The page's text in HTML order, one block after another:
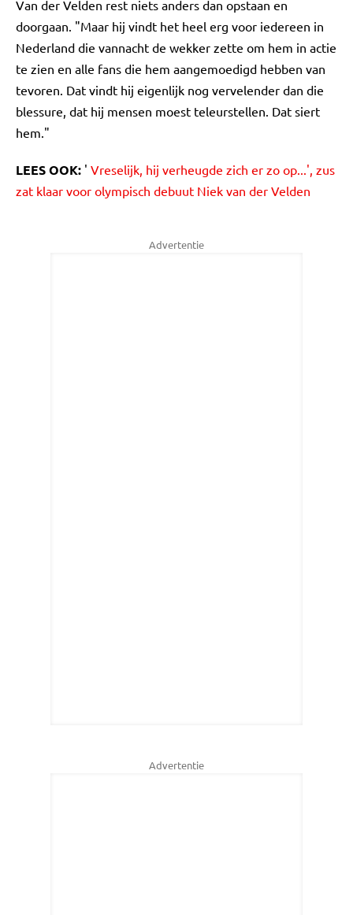
Van der Velden rest niets anders dan opstaan en
doorgaan. "Maar hij vindt het heel erg voor iedereen in
Nederland die vannacht de wekker zette om hem in actie
te zien en alle fans die hem aangemoedigd hebben van
tevoren. Dat vindt hij eigenlijk nog vervelender dan die
blessure, dat hij mensen moest teleurstellen. Dat siert
hem."
LEES OOK: ' Vreselijk, hij verheugde zich er zo op...', zus
zat klaar voor olympisch debuut Niek van der Velden
Advertentie
Advertentie